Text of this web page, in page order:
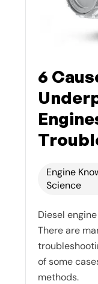
6
Engine
Science
Diesel
There are
of some
methods.